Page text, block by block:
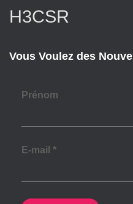
H3CSR
Vous Voulez des
Prénom
E-mail *